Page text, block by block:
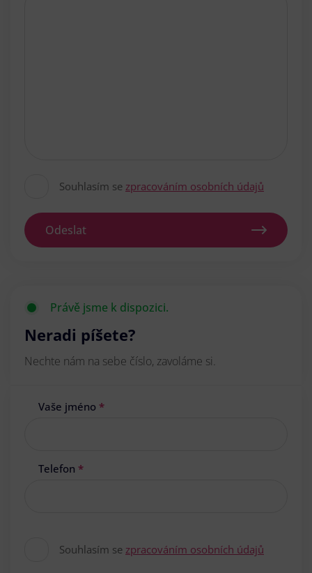
Souhlasím se zpracováním osobních údajů
Odeslat
Právě jsme k dispozici.
Neradi píšete?
Nechte nám na sebe číslo, zavoláme si.
Vaše jméno *
Telefon *
Souhlasím se zpracováním osobních údajů